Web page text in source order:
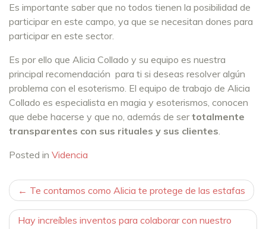
Es importante saber que no todos tienen la posibilidad de
participar en este campo, ya que se necesitan dones para
participar en este sector.
Es por ello que Alicia Collado y su equipo es nuestra
principal recomendación para ti si deseas resolver algún
problema con el esoterismo. El equipo de trabajo de Alicia
Collado es especialista en magia y esoterismos, conocen
que debe hacerse y que no, además de sertotalmente
transparentes con sus rituales y sus clientes
Posted in Videncia
Navegación
de
Te contamos como Alicia te protege de las estafas
Hay increíbles inventos para colaborar con nuestro